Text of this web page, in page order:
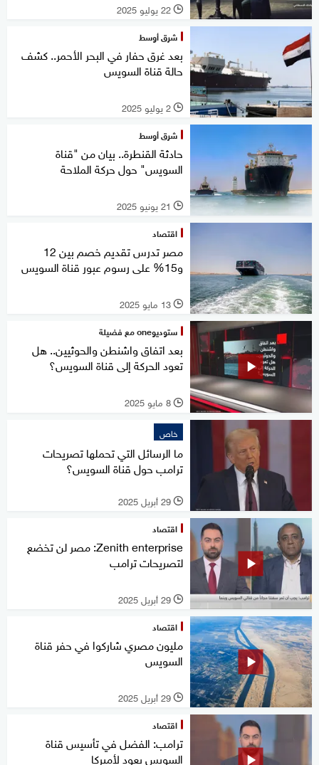
l 22 يوليو 2025
شرق أوسط
بعد غرق حفار في البحر الأحمر.. كشف
حالة قناة السويس
l 2 يوليو 2025
شرق أوسط
حادثة القنطرة.. بيان من "قناة
السويس" حول حركة الملاحة
l 21 يونيو 2025
اقتصاد
مصر تدرس تقديم خصم بين 12
و15% على رسوم عبور قناة السويس
l 13 مايو 2025
ستوديوone مع فضيلة
بعد اتفاق واشنطن والحوثيين.. هل
تعود الحركة إلى قناة السويس؟
l 8 مايو 2025
خاص
ما الرسائل التي تحملها تصريحات
ترامب حول قناة السويس؟
l 29 أبريل 2025
اقتصاد
Zenith enterprise: مصر لن تخضع
لتصريحات ترامب
l 29 أبريل 2025
اقتصاد
مليون مصري شاركوا في حفر قناة
السويس
l 29 أبريل 2025
اقتصاد
ترامب: الفضل في تأسيس قناة
السويس يعود لأميركا